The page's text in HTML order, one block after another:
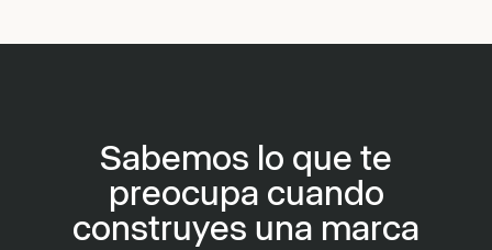
Sabemos lo que te
preocupa cuando
construyes una marca